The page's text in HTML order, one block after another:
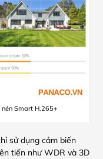
Smart H.265+
sử dụng cảm biến
tiến như WDR và 3D